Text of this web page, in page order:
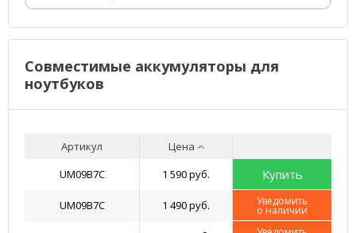
Совместимые аккумуляторы для
ноутбуков
Артикул
Цена
UM09B7C
1 590 руб. Купить
UM09B7C 1 490 руб. Уведомить
о наличии